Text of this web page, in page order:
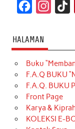
c
e
b
o
o
k
t
a
g
r
a
m
T
o
k
HALAMAN
Buku
F.A.Q BUKU
F.A.Q. BUKU
Front Page
Karya &
KOLEKSI E-